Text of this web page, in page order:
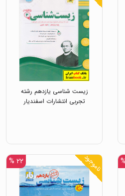
زیست شناسی یازدهم رشته
تجربی انتشارات اسفندیار
ناموجود ۲۲ %